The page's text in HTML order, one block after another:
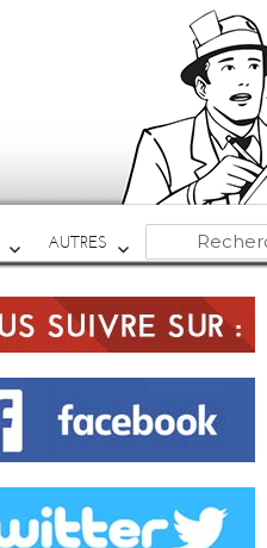
AUTRES
Recherche
pour :